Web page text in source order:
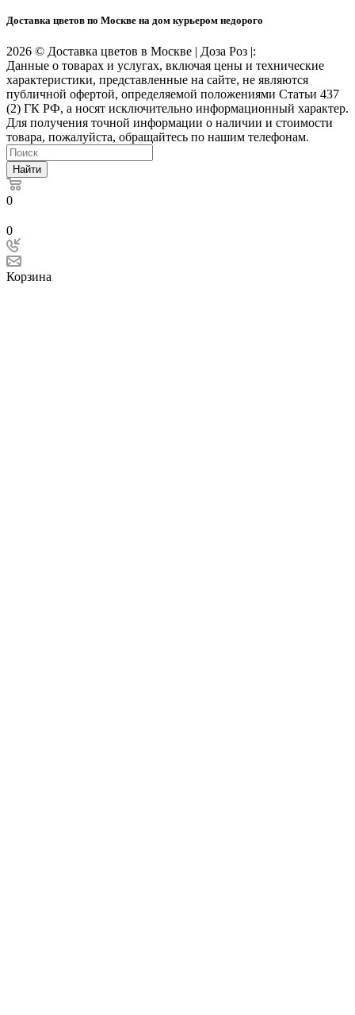
Доставка цветов по Москве на дом курьером недорого
2026 © Доставка цветов в Москве | Доза Роз |:
Данные о товарах и услугах, включая цены и технические
характеристики, представленные на сайте, не являются
публичной офертой, определяемой положениями Статьи 437
(2) ГК РФ, а носят исключительно информационный характер.
Для получения точной информации о наличии и стоимости
товара, пожалуйста, обращайтесь по нашим телефонам.
Найти
0
0
Корзина